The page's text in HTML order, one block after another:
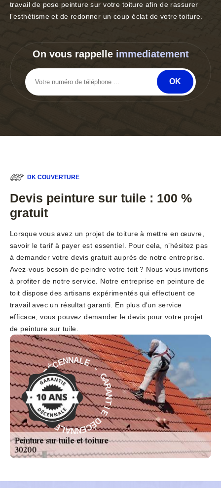
travail de pose peinture sur votre toiture afin de rassurer
l'esthétisme et de redonner un coup éclat de votre toiture.
On vous rappelle immediatement
DK COUVERTURE
Devis peinture sur tuile : 100 %
gratuit
Lorsque vous avez un projet de toiture à mettre en œuvre,
savoir le tarif à payer est essentiel. Pour cela, n’hésitez pas
à demander votre devis gratuit auprès de notre entreprise.
Avez-vous besoin de peindre votre toit ? Nous vous invitons
à profiter de notre service. Notre entreprise en peinture de
toit dispose des artisans expérimentés qui effectuent ce
travail avec un résultat garanti. En plus d'un service
efficace, vous pouvez demander le devis pour votre projet
de peinture sur tuile.
G
A
R
A
N
T
I
E
D
É
C
E
NNALE - GAR
A
N
T
I
E
D
É
C
E
N
N
A
L
E
-